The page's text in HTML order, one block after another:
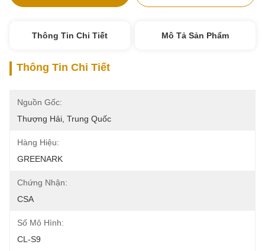
Thông Tin Chi Tiết Mô Tả Sản Phẩm
Thông Tin Chi Tiết
Nguồn Gốc:
Thượng Hải, Trung Quốc
Hàng Hiệu:
GREENARK
Chứng Nhận:
CSA
Số Mô Hình:
CL-S9